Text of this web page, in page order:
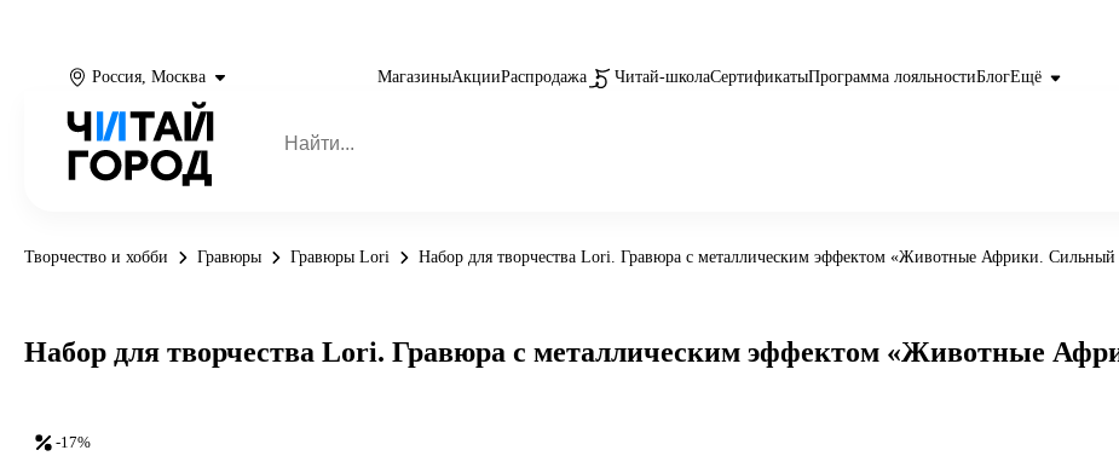
Россия, Москва МагазиныАкцииРаспродажа Читай-школаСертификатыПрограмма лояльностиБлогЕщё
Творчество и хобби Гравюры Гравюры Lori Набор для творчества Lori. Гравюра с металлическим эффектом «Животные Африки. Сильный
-17%
Набор для творчества Lori. Гравюра с металлическим эффектом «Животные